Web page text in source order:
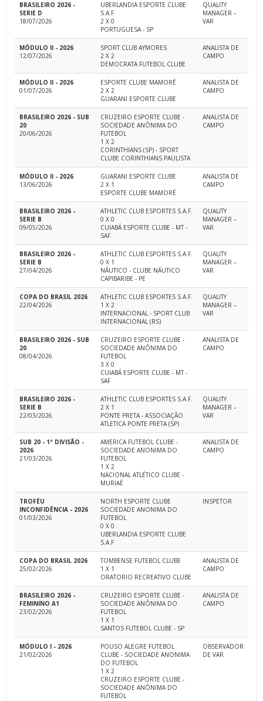
BRASILEIRO 2026 -
SERIE D
18/07/2026
UBERLANDIA ESPORTE CLUBE
S.A.F
2 X 0
PORTUGUESA - SP
QUALITY
MANAGER –
VAR
MÓDULO II - 2026
12/07/2026
SPORT CLUB AYMORES
2 X 2
DEMOCRATA FUTEBOL CLUBE
ANALISTA DE
CAMPO
MÓDULO II - 2026
01/07/2026
ESPORTE CLUBE MAMORÉ
2 X 2
GUARANI ESPORTE CLUBE
ANALISTA DE
CAMPO
BRASILEIRO 2026 - SUB
20
20/06/2026
CRUZEIRO ESPORTE CLUBE -
SOCIEDADE ANÔNIMA DO
FUTEBOL
1 X 2
CORINTHIANS (SP) - SPORT
CLUBE CORINTHIANS PAULISTA
ANALISTA DE
CAMPO
MÓDULO II - 2026
13/06/2026
GUARANI ESPORTE CLUBE
2 X 1
ESPORTE CLUBE MAMORÉ
ANALISTA DE
CAMPO
BRASILEIRO 2026 -
SERIE B
09/05/2026
ATHLETIC CLUB ESPORTES S.A.F.
0 X 0
CUIABÁ ESPORTE CLUBE - MT -
SAF
QUALITY
MANAGER –
VAR
BRASILEIRO 2026 -
SERIE B
27/04/2026
ATHLETIC CLUB ESPORTES S.A.F.
0 X 1
NÁUTICO - CLUBE NÁUTICO
CAPIBARIBE - PE
QUALITY
MANAGER –
VAR
COPA DO BRASIL 2026
22/04/2026
ATHLETIC CLUB ESPORTES S.A.F.
1 X 2
INTERNACIONAL - SPORT CLUB
INTERNACIONAL (RS)
QUALITY
MANAGER –
VAR
BRASILEIRO 2026 - SUB
20
08/04/2026
CRUZEIRO ESPORTE CLUBE -
SOCIEDADE ANÔNIMA DO
FUTEBOL
3 X 0
CUIABÁ ESPORTE CLUBE - MT -
SAF
ANALISTA DE
CAMPO
BRASILEIRO 2026 -
SERIE B
22/03/2026
ATHLETIC CLUB ESPORTES S.A.F.
2 X 1
PONTE PRETA - ASSOCIAÇÃO
ATLETICA PONTE PRETA (SP)
QUALITY
MANAGER –
VAR
SUB 20 - 1ª DIVISÃO -
2026
21/03/2026
AMERICA FUTEBOL CLUBE -
SOCIEDADE ANONIMA DO
FUTEBOL
1 X 2
NACIONAL ATLÉTICO CLUBE -
MURIAÉ
ANALISTA DE
CAMPO
TROFÉU
INCONFIDÊNCIA - 2026
01/03/2026
NORTH ESPORTE CLUBE
SOCIEDADE ANONIMA DO
FUTEBOL
0 X 0
UBERLANDIA ESPORTE CLUBE
S.A.F
INSPETOR
COPA DO BRASIL 2026
25/02/2026
TOMBENSE FUTEBOL CLUBE
1 X 1
ORATORIO RECREATIVO CLUBE
ANALISTA DE
CAMPO
BRASILEIRO 2026 -
FEMININO A1
23/02/2026
CRUZEIRO ESPORTE CLUBE -
SOCIEDADE ANÔNIMA DO
FUTEBOL
1 X 1
SANTOS FUTEBOL CLUBE - SP
ANALISTA DE
CAMPO
MÓDULO I - 2026
21/02/2026
POUSO ALEGRE FUTEBOL
CLUBE - SOCIEDADE ANONIMA
DO FUTEBOL
1 X 2
CRUZEIRO ESPORTE CLUBE -
SOCIEDADE ANÔNIMA DO
FUTEBOL
OBSERVADOR
DE VAR